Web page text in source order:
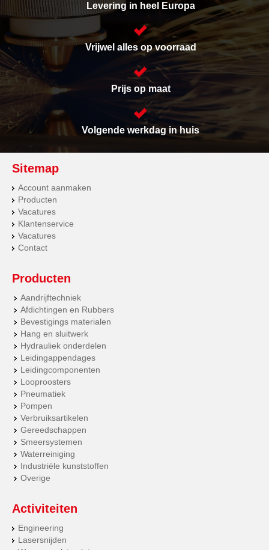
Levering in heel Europa
Vrijwel alles op voorraad
Prijs op maat
Volgende werkdag in huis
Sitemap
Account aanmaken
Producten
Vacatures
Klantenservice
Vacatures
Contact
Producten
Aandrijftechniek
Afdichtingen en Rubbers
Bevestigings materialen
Hang en sluitwerk
Hydrauliek onderdelen
Leidingappendages
Leidingcomponenten
Looproosters
Pneumatiek
Pompen
Verbruiksartikelen
Gereedschappen
Smeersystemen
Waterreiniging
Industriële kunststoffen
Overige
Activiteiten
Engineering
Lasersnijden